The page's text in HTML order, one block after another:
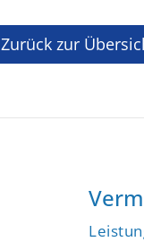
Zurück zur